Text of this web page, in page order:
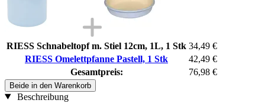
RIESS Schnabeltopf m. Stiel 12cm, 1L, 1 Stk 34,49 €
RIESS Omelettpfanne Pastell, 1 Stk
42,49 €
Gesamtpreis:
76,98 €
Beide in den Warenkorb
Beschreibung